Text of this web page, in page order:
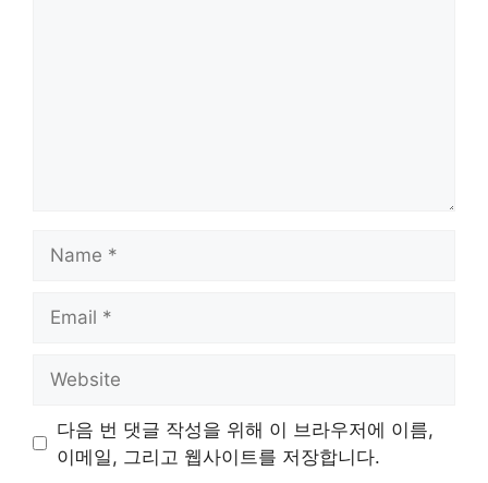
다음 번 댓글 작성을 위해 이 브라우저에 이름,
이메일, 그리고 웹사이트를 저장합니다.